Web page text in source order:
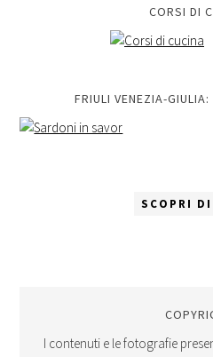
CORSI DI
FRIULI VENEZIA-GIULIA:
SCOPRI
I contenuti e le fotografie